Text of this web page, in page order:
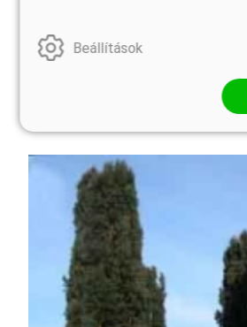
Fényes sötétzöld lombszínű,
szétterülő, később, ahogy
épülnek, 2 méteres magasságot
gömbölyded bokor lesz. Gyors
ellenálló, amerikai eredetű
Beállítások